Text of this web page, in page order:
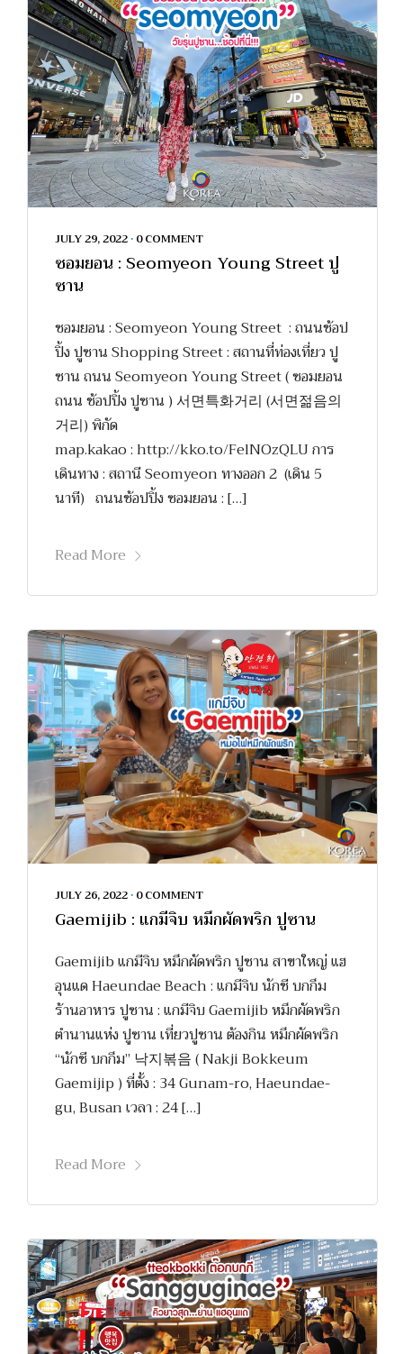
JULY 29, 2022 • 0 COMMENT
ซอมยอน : Seomyeon Young Street ปู
ซาน
ซอมยอน : Seomyeon Young Street : ถนนช้อป
ปิ้ง ปูซาน Shopping Street : สถานที่ท่องเที่ยว ปู
ซาน ถนน Seomyeon Young Street ( ซอมยอน
ถนน ช้อปปิ้ง ปูซาน ) 서면특화거리 (서면젊음의
거리) พิกัด
map.kakao : http://kko.to/FelNOzQLU การ
เดินทาง : สถานี Seomyeon ทางออก 2 (เดิน 5
นาที) ถนนช้อปปิ้ง ซอมยอน : […]
Read More
JULY 26, 2022 • 0 COMMENT
Gaemijib : แกมีจิบ หมึกผัดพริก ปูซาน
Gaemijib แกมีจิบ หมึกผัดพริก ปูซาน สาขาใหญ่ แฮ
อุนแด Haeundae Beach : แกมีจิบ นักชี บกกึม
ร้านอาหาร ปูซาน : แกมีจิบ Gaemijib หมึกผัดพริก
ตำนานแห่ง ปูซาน เที่ยวปูซาน ต้องกิน หมึกผัดพริก
“นักชี บกกึม” 낙지볶음 ( Nakji Bokkeum
Gaemijip ) ที่ตั้ง : 34 Gunam-ro, Haeundae-
gu, Busan เวลา : 24 […]
Read More